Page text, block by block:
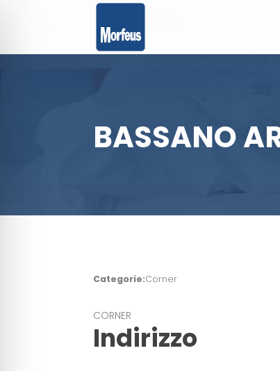
BASSANO
Categorie:Corner
CORNER
Indirizzo